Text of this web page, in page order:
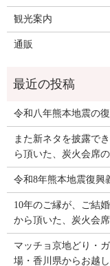
観光案内
通販
令和八年熊本地震の
また新ネタを披露で
ら頂いた、炭火会席
令和8年熊本地震復興
10年のご縁が、ご結
から頂いた、炭火会
マッチョ京地どり・
場・香川県からお越